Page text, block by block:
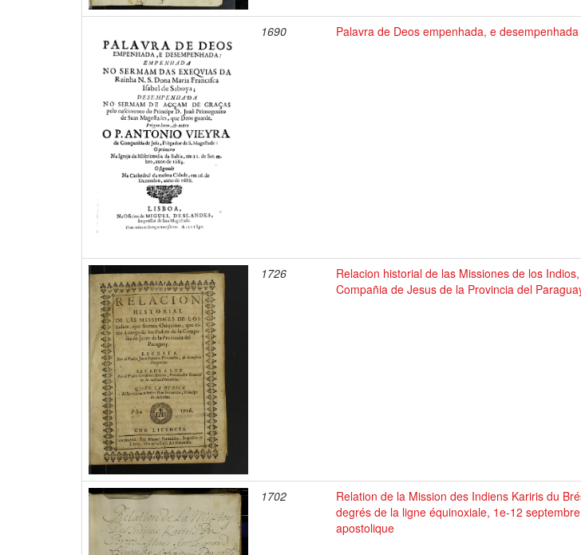
1690 Palavra de Deos empenhada, e
1726
Relacion historial de las Missiones de los
Compañia de Jesus de la Provincia del
1702
Relation de la Mission des Indiens Kariris du
degrés de la ligne équinoxiale, 1e-12
apostolique